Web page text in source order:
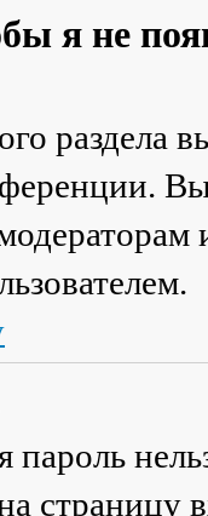
я не
раздела
.
страницу